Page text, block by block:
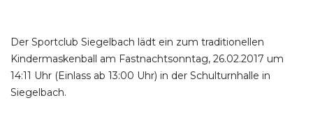
Der Sportclub Siegelbach lädt ein zum traditionellen
Kindermaskenball am Fastnachtsonntag, 26.02.2017 um
14:11 Uhr (Einlass ab 13:00 Uhr) in der Schulturnhalle in
Siegelbach.